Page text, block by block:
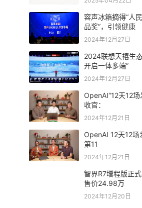
容声冰箱摘得“人
品奖”，引领健康
2024年12月27日
2024联想天禧生态
开启一体多端”
2024年12月27日
OpenAI“12天12场
收官：
2024年12月21日
OpenAI 12天12场
第11
2024年12月21日
智界R7增程版正式
售价24.98万
2024年12月20日